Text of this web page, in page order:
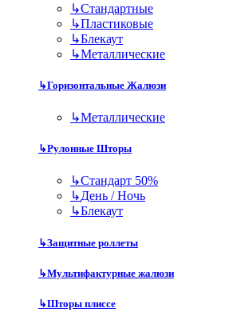
↳Стандартные
↳Пластиковые
↳Блекаут
↳Металлические
↳Горизонтальные Жалюзи
↳Металлические
↳Рулонные Шторы
↳Стандарт 50%
↳День / Ночь
↳Блекаут
↳Защитные роллеты
↳Мультифактурные жалюзи
↳Шторы плиссе